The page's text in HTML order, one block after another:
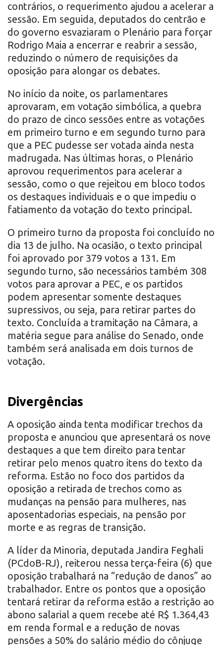
contrários, o requerimento ajudou a acelerar a
sessão. Em seguida, deputados do centrão e
do governo esvaziaram o Plenário para forçar
Rodrigo Maia a encerrar e reabrir a sessão,
reduzindo o número de requisições da
oposição para alongar os debates.
No início da noite, os parlamentares
aprovaram, em votação simbólica, a quebra
do prazo de cinco sessões entre as votações
em primeiro turno e em segundo turno para
que a PEC pudesse ser votada ainda nesta
madrugada. Nas últimas horas, o Plenário
aprovou requerimentos para acelerar a
sessão, como o que rejeitou em bloco todos
os destaques individuais e o que impediu o
fatiamento da votação do texto principal.
O primeiro turno da proposta foi concluído no
dia 13 de julho. Na ocasião, o texto principal
foi aprovado por 379 votos a 131. Em
segundo turno, são necessários também 308
votos para aprovar a PEC, e os partidos
podem apresentar somente destaques
supressivos, ou seja, para retirar partes do
texto. Concluída a tramitação na Câmara, a
matéria segue para análise do Senado, onde
também será analisada em dois turnos de
votação.
Divergências
A oposição ainda tenta modificar trechos da
proposta e anunciou que apresentará os nove
destaques a que tem direito para tentar
retirar pelo menos quatro itens do texto da
reforma. Estão no foco dos partidos da
oposição a retirada de trechos como as
mudanças na pensão para mulheres, nas
aposentadorias especiais, na pensão por
morte e as regras de transição.
A líder da Minoria, deputada Jandira Feghali
(PCdoB-RJ), reiterou nessa terça-feira (6) que
oposição trabalhará na “redução de danos” ao
trabalhador. Entre os pontos que a oposição
tentará retirar da reforma estão a restrição ao
abono salarial a quem recebe até R$ 1.364,43
em renda formal e a redução de novas
pensões a 50% do salário médio do cônjuge